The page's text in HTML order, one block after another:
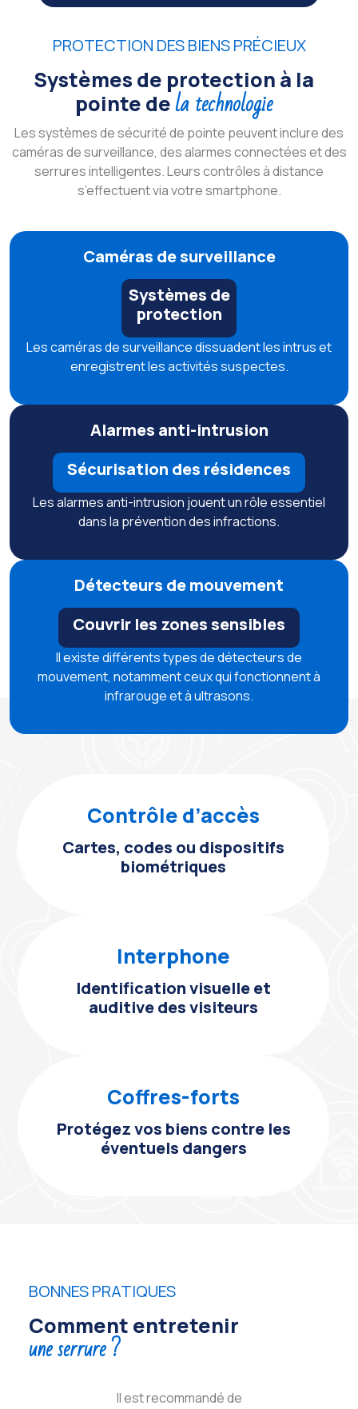
PROTECTION DES BIENS PRÉCIEUX
Systèmes de protection à la
pointe dela technologie
Les systèmes de sécurité de pointe peuvent inclure des
caméras de surveillance, des alarmes connectées et des
serrures intelligentes. Leurs contrôles à distance
s’effectuent via votre smartphone.
Caméras de surveillance
Systèmes de
protection
Les caméras de surveillance dissuadent les intrus et
enregistrent les activités suspectes.
Alarmes anti-intrusion
Sécurisation des résidences
Les alarmes anti-intrusion jouent un rôle essentiel
dans la prévention des infractions.
Détecteurs de mouvement
Couvrir les zones sensibles
Il existe différents types de détecteurs de
mouvement, notamment ceux qui fonctionnent à
infrarouge et à ultrasons.
Contrôle d’accès
Cartes, codes ou dispositifs
biométriques
Interphone
Identification visuelle et
auditive des visiteurs
Coffres-forts
Protégez vos biens contre les
éventuels dangers
BONNES PRATIQUES
Comment entretenir
une serrure ?
Il est recommandé de